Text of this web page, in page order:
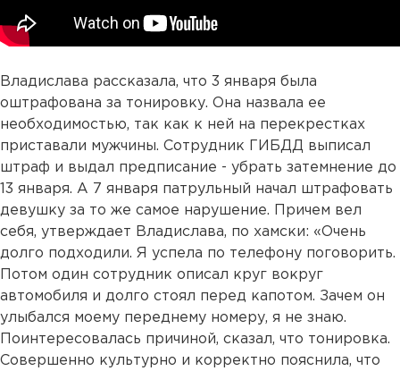
Владислава рассказала, что 3 января была
оштрафована за тонировку. Она назвала ее
необходимостью, так как к ней на перекрестках
приставали мужчины. Сотрудник ГИБДД выписал
штраф и выдал предписание - убрать затемнение до
13 января. А 7 января патрульный начал штрафовать
девушку за то же самое нарушение. Причем вел
себя, утверждает Владислава, по хамски: «Очень
долго подходили. Я успела по телефону поговорить.
Потом один сотрудник описал круг вокруг
автомобиля и долго стоял перед капотом. Зачем он
улыбался моему переднему номеру, я не знаю.
Поинтересовалась причиной, сказал, что тонировка.
Совершенно культурно и корректно пояснила, что